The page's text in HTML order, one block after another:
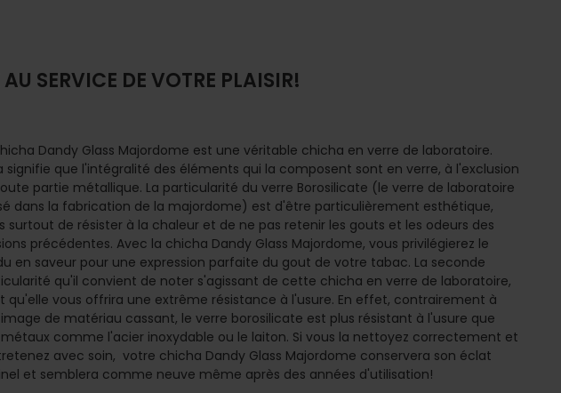
SERVICE DE VOTRE PLAISIR!
Dandy Glass Majordome est une véritable chicha en verre de laboratoire.
signifie que l'intégralité des éléments qui la composent sont en verre, à l'exclusion
partie métallique. La particularité du verre Borosilicate (le verre de laboratoire
dans la fabrication de la majordome) est d'être particulièrement esthétique,
surtout de résister à la chaleur et de ne pas retenir les gouts et les odeurs des
précédentes. Avec la chicha Dandy Glass Majordome, vous privilégierez le
en saveur pour une expression parfaite du gout de votre tabac. La seconde
qu'il convient de noter s'agissant de cette chicha en verre de laboratoire,
qu'elle vous offrira une extrême résistance à l'usure. En effet, contrairement à
de matériau cassant, le verre borosilicate est plus résistant à l'usure que
comme l'acier inoxydable ou le laiton. Si vous la nettoyez correctement et
avec soin, votre chicha Dandy Glass Majordome conservera son éclat
et semblera comme neuve même après des années d'utilisation!